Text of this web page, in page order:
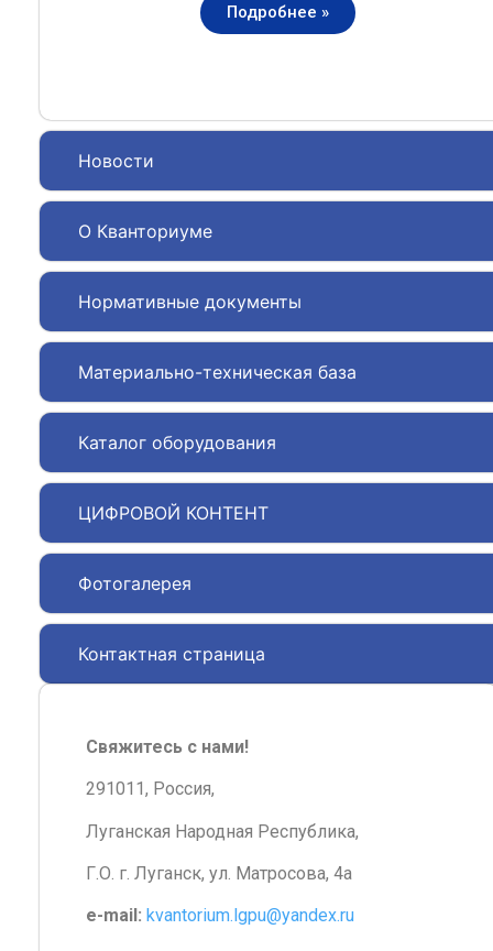
Новости
О Кванториуме
Нормативные документы
Материально-техническая база
Каталог оборудования
ЦИФРОВОЙ КОНТЕНТ
Фотогалерея
Контактная страница
Подробнее »
Свяжитесь с нами!
291011, Россия,
Луганская Народная Республика,
Г.О. г. Луганск, ул. Матросова, 4а
e-mail: kvantorium.lgpu@yandex.ru